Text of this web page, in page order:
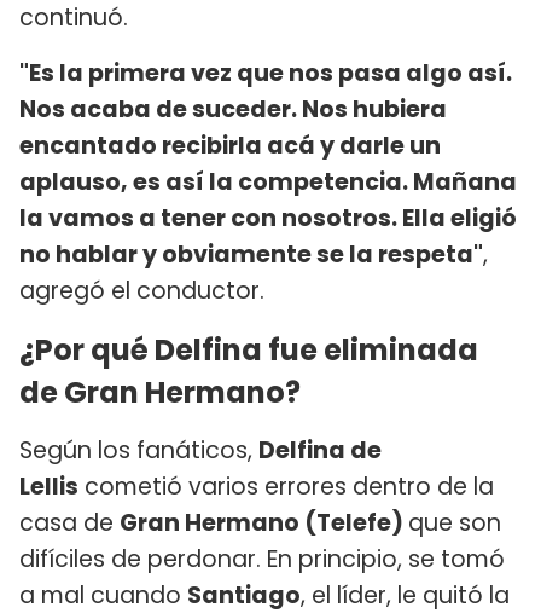
continuó.
"Es la primera vez que nos pasa algo así.
Nos acaba de suceder. Nos hubiera
encantado recibirla acá y darle un
aplauso, es así la competencia. Mañana
la vamos a tener con nosotros. Ella eligió
no hablar y obviamente se la respeta",
agregó el conductor.
¿Por qué Delfina fue eliminada
de Gran Hermano?
Según los fanáticos, Delfina de
Lellis cometió varios errores dentro de la
casa de Gran Hermano (Telefe) que son
difíciles de perdonar. En principio, se tomó
a mal cuando Santiago, el líder, le quitó la